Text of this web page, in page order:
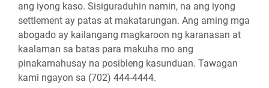
ang iyong kaso. Sisiguraduhin namin, na ang iyong
settlement ay patas at makatarungan. Ang aming mga
abogado ay kailangang magkaroon ng karanasan at
kaalaman sa batas para makuha mo ang
pinakamahusay na posibleng kasunduan. Tawagan
kami ngayon sa (702) 444-4444.